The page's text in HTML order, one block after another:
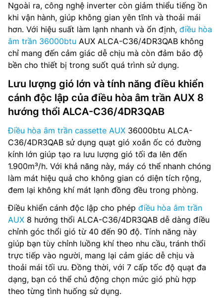
Ngoài ra, công nghệ inverter còn giảm thiểu tiếng ồn
khi vận hành, giúp không gian yên tĩnh và thoải mái
hơn. Với hiệu suất làm lạnh nhanh và ổn định, điều hòa
âm trần 36000btu AUX ALCA-C36/4DR3QAB không
chỉ mang đến cảm giác dễ chịu mà còn đảm bảo độ
bền cho thiết bị trong suốt quá trình sử dụng.
Lưu lượng gió lớn và tính năng điều khiển
cánh độc lập của điều hòa âm trần AUX 8
hướng thổi ALCA-C36/4DR3QAB
Điều hòa âm trần cassette AUX 36000btu ALCA-
C36/4DR3QAB sử dụng quạt gió xoắn ốc có đường
kính lớn giúp tạo ra lưu lượng gió tối đa lên đến
1.900m³/h. Với khả năng này, máy có thể nhanh chóng
làm mát hiệu quả cho không gian có diện tích rộng,
đem lại không khí mát lạnh đồng đều trong phòng.
Điều khiển cánh độc lập cho phép điều hòa âm trần
AUX 8 hướng thổi ALCA-C36/4DR3QAB dễ dàng điều
chỉnh góc thổi gió từ 40 đến 90 độ. Tính năng này
giúp bạn tùy chỉnh luồng khí theo nhu cầu, tránh thổi
trực tiếp vào người, mang lại cảm giác dễ chịu và
thoải mái tối ưu. Đồng thời, với 7 cấp tốc độ quạt đa
dạng, bạn có thể chủ động chọn mức gió phù hợp
theo từng tình huống sử dụng.